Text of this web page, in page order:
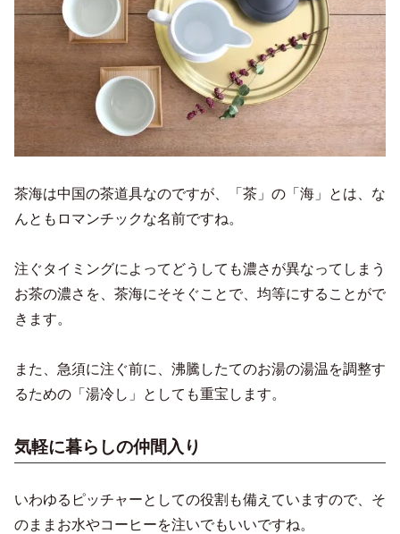
茶海は中国の茶道具なのですが、「茶」の「海」とは、な
んともロマンチックな名前ですね。
注ぐタイミングによってどうしても濃さが異なってしまう
お茶の濃さを、茶海にそそぐことで、均等にすることがで
きます。
また、急須に注ぐ前に、沸騰したてのお湯の湯温を調整す
るための「湯冷し」としても重宝します。
気軽に暮らしの仲間入り
いわゆるピッチャーとしての役割も備えていますので、そ
のままお水やコーヒーを注いでもいいですね。